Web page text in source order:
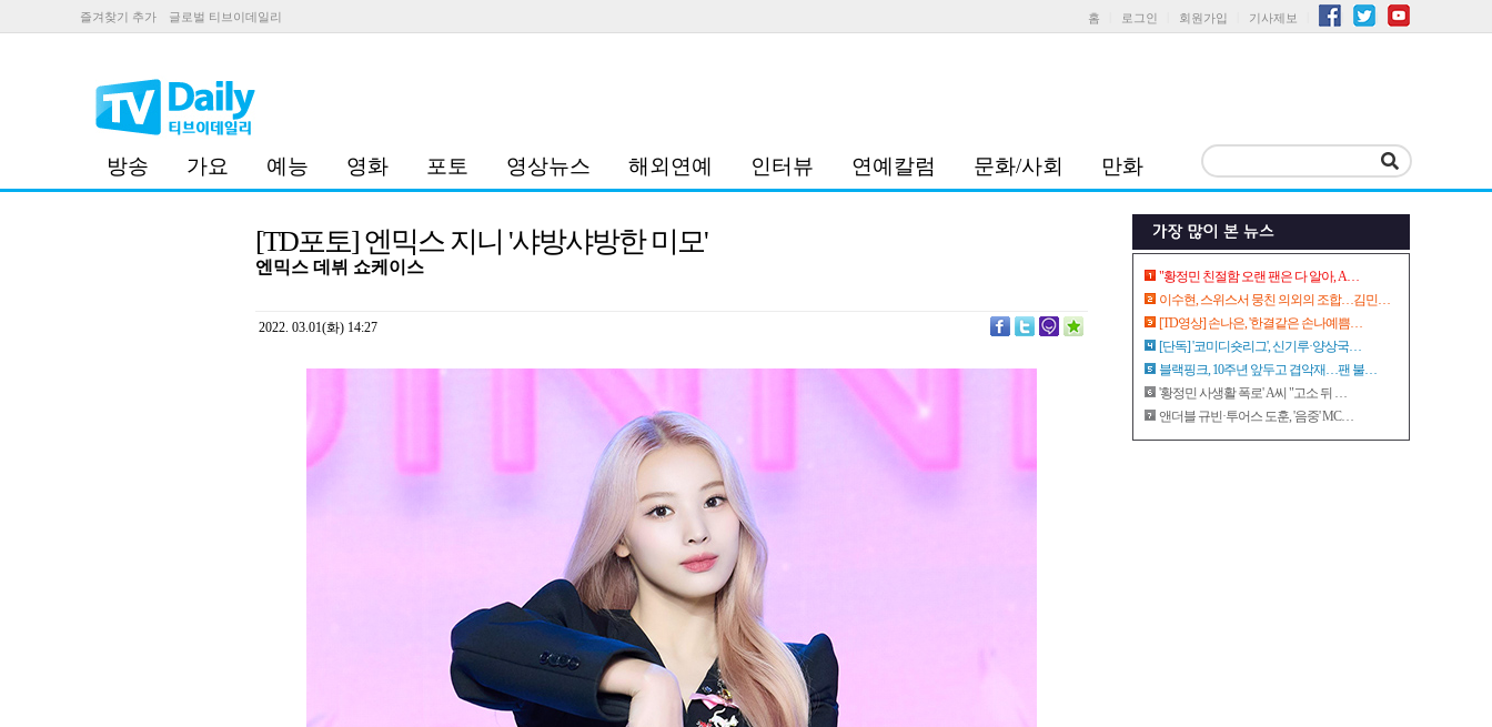
즐겨찾기 추가 글로벌 티브이데일리 홈 로그인 회원가입 기사제보
방송 가요 예능 영화 포토 영상뉴스 해외연예 인터뷰 연예칼럼 문화/사회 만화
[TD포토] 엔믹스 지니 '샤방샤방한 미모'
엔믹스 데뷔 쇼케이스
2022. 03.01(화) 14:27
"황정민 친절함 오랜 팬은 다 알아, A…
이수현, 스위스서 뭉친 의외의 조합…김민…
[TD영상] 손나은, '한결같은 손나예쁨…
[단독] '코미디숏리그', 신기루·양상국…
블랙핑크, 10주년 앞두고 겹악재…팬 불…
'황정민 사생활 폭로' A씨 "고소 뒤 …
앤더블 규빈·투어스 도훈, '음중' MC…